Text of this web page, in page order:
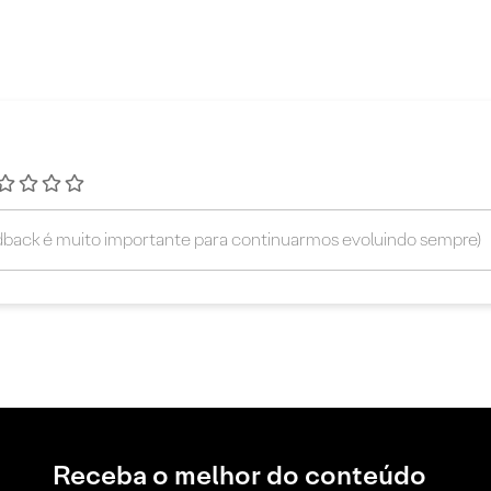
Receba o melhor do conteúdo